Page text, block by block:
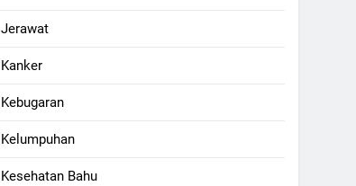
Jerawat
Kanker
Kebugaran
Kelumpuhan
Kesehatan Bahu